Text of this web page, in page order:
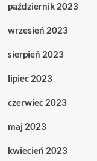
październik 2023
wrzesień 2023
sierpień 2023
lipiec 2023
czerwiec 2023
maj 2023
kwiecień 2023